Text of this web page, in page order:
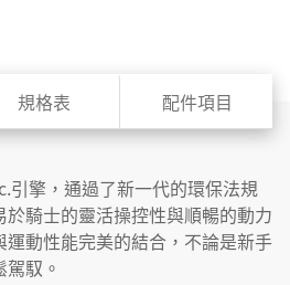
規格表 配件項目
引擎，通過了新一代的環保法規
騎士的靈活操控性與順暢的動力
動性能完美的結合，不論是新手
馭。